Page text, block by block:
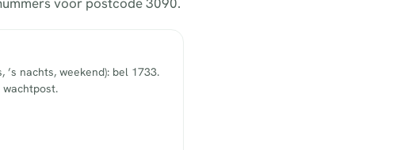
’s nachts, weekend): bel 1733.